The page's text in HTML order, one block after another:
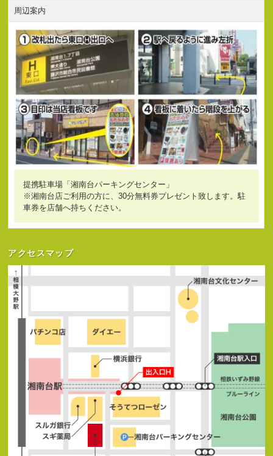
周辺案内
提携駐車場「湘南台パーキングセンター」
※湘南台店ご利用の方に、30分無料券プレゼント致します。駐
車券を店舗へ持ちください。
アクセスマップ